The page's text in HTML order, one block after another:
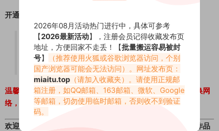
开通地址：
会员开通： 传送门
卡密充值：传送门
温馨提示：现在异地支付限制多，若无法支付可切换尝试切换网
络，或者提交私信获取其他通道
欢迎大家来到觅爱图美图素材网，本站提供优质精选的美图作品
2026年08月活动热门进行中，具体可参考
【2026最新活动】，注册会员记得收藏发布页
地址，方便回家不走丢！【批量搬运容易被封
号】
（推荐使用火狐或谷歌浏览器访问，个别
国产浏览器可能会无法访问）。网址发布页：
miaitu.top （请加入收藏夹）。请使用正规邮
箱注册，如QQ邮箱、163邮箱、微软、Google
等邮箱，切勿使用临时邮箱，否则收不到验证
码。